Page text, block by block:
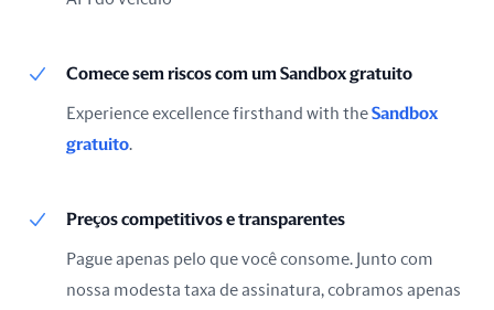
Comece sem riscos com um Sandbox gratuito
Experience excellence firsthand with theSandbox
gratuito.
Preços competitivos e transparentes
Pague apenas pelo que você consome. Junto com
nossa modesta taxa de assinatura, cobramos apenas